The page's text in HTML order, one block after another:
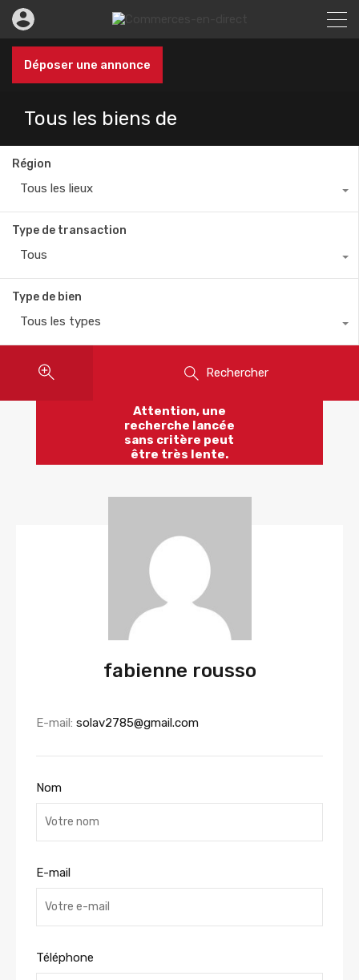
Déposer une annonce
Tous les biens de
Région
Tous les lieux
Type de transaction
Tous
Type de bien
Tous les types
Rechercher
Attention, une
recherche lancée
sans critère peut
être très lente.
fabienne rousso
E-mail: solav2785@gmail.com
Nom
E-mail
Téléphone